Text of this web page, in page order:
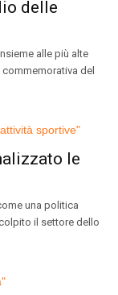
delle
alle più alte
del
le
una politica
il settore dello